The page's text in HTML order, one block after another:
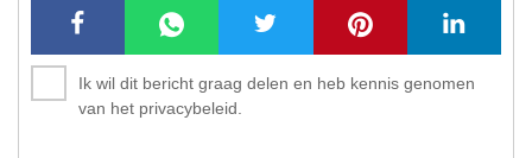
Ik wil dit bericht graag delen en heb kennis genomen
van het privacybeleid.